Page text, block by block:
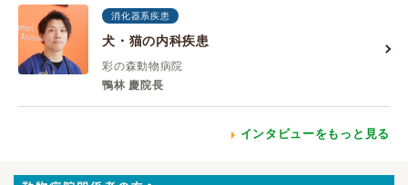
消化器系疾患
犬・猫の内科疾患
彩の森動物病院
鴨林 慶院長
インタビューをもっと見る